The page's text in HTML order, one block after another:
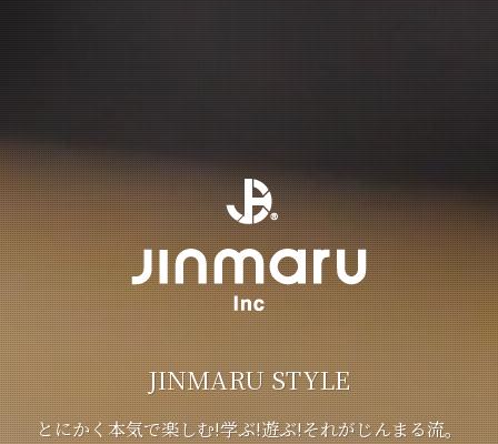
JINMARU STYLE
とにかく本気で楽しむ!学ぶ!遊ぶ!それがじんまる流。